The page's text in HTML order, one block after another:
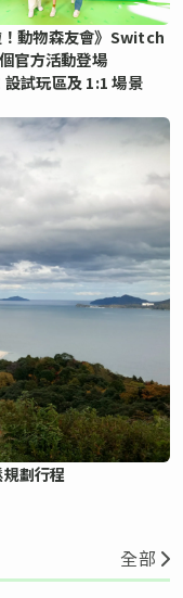
！動物森友會》Switch
官方活動登場
設試玩區及 1:1 場景
劃行程
全部